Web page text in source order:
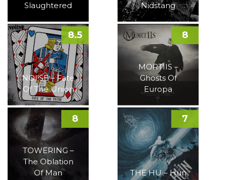
Slaughtered
Nidstang
NOI!SE – Fate
Of The Union
8.5
MORTIIS –
Ghosts Of
Europa
8
TOWERING –
The Oblation
Of Man
8
THE HU – Hun
7